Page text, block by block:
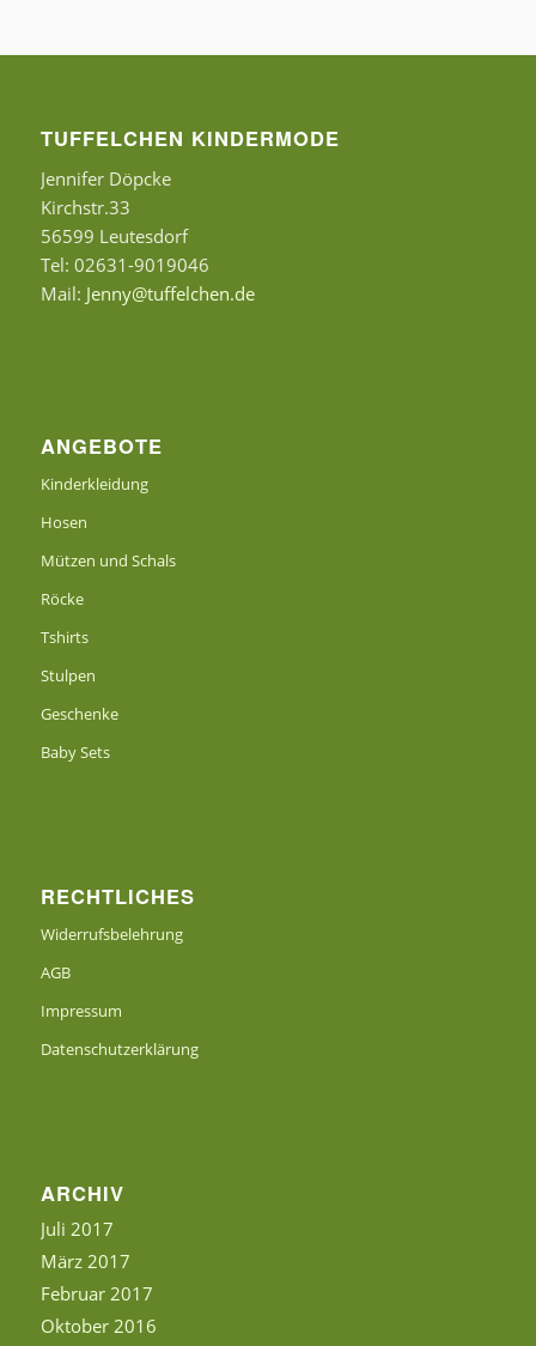
TUFFELCHEN KINDERMODE
Jennifer Döpcke
Kirchstr.33
56599 Leutesdorf
Tel: 02631-9019046
Mail: Jenny@tuffelchen.de
ANGEBOTE
Kinderkleidung
Hosen
Mützen und Schals
Röcke
Tshirts
Stulpen
Geschenke
Baby Sets
RECHTLICHES
Widerrufsbelehrung
AGB
Impressum
Datenschutzerklärung
ARCHIV
Juli 2017
März 2017
Februar 2017
Oktober 2016